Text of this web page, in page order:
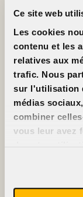
Ce site web
Les cookies
contenu et les
relatives aux
trafic. Nous
sur l'utilisation
médias
combiner
vous leur avez
Prices
Movie cards
Rentals
FAQ
Accessibility
Advertise on
screens
Support us
Films